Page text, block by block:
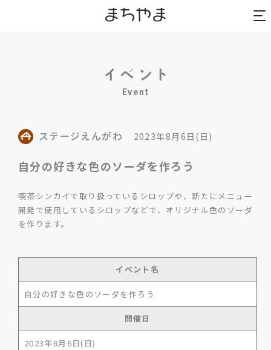
Event
ステージえんがわ 2023年8月6日(日)
自分の好きな色のソーダを作ろう
喫茶シンカイで取り扱っているシロップや、新たにメニュー
開発で使用しているシロップなどで、オリジナル色のソーダ
を作ります。
イベント名
自分の好きな色のソーダを作ろう
開催日
2023年8月6日(日)